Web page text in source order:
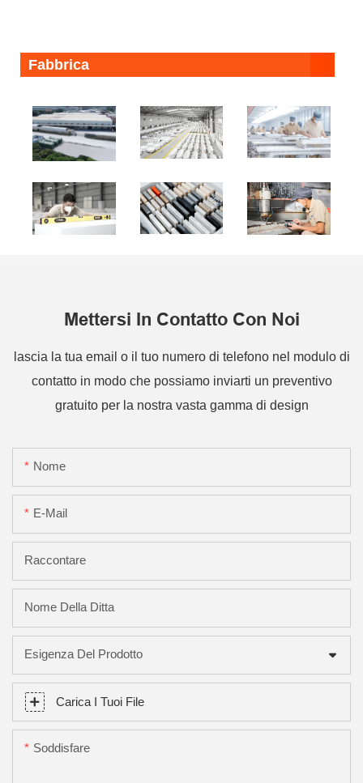
Fabbrica
Mettersi In Contatto Con Noi
lascia la tua email o il tuo numero di telefono nel modulo di
contatto in modo che possiamo inviarti un preventivo
gratuito per la nostra vasta gamma di design
Nome
E-Mail
Raccontare
Nome Della Ditta
Esigenza Del Prodotto
Carica I Tuoi File
Soddisfare